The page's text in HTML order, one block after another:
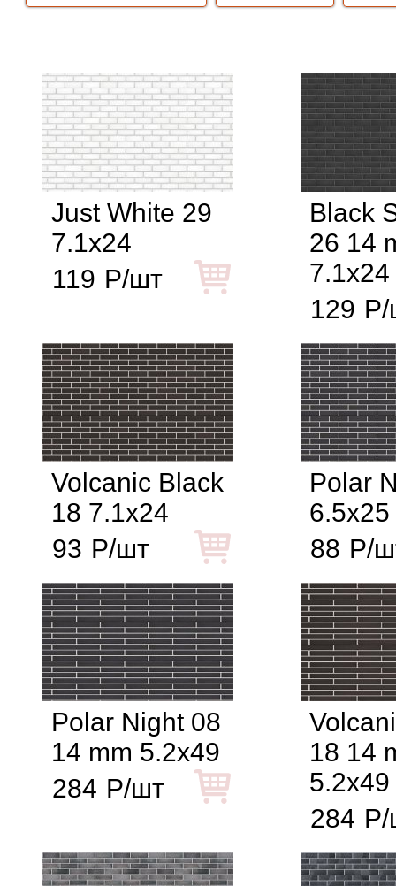
Just White 29
7.1x24
119 Р/шт
Black
26 14
7.1x24
129 Р/
Volcanic Black
18 7.1x24
93 Р/шт
Polar
6.5x25
88 Р/
Polar Night 08
14 mm 5.2x49
284 Р/шт
18 14
5.2x49
284 Р/